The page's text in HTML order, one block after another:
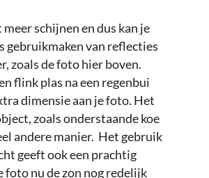
meer schijnen en dus kan je
gebruikmaken van reflecties
zoals de foto hier boven.
flink plas na een regenbui
dimensie aan je foto. Het
zoals onderstaande koe
andere manier. Het gebruik
geeft ook een prachtig
foto nu de zon nog redelijk